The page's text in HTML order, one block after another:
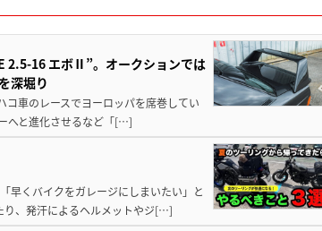
2.5-16 エボⅡ”。オークションでは
深堀り
車のレースでヨーロッパを席巻してい
へと進化させるなど「[…]
早くバイクをガレージにしまいたい」と
り、発汗によるヘルメットやジ[…]